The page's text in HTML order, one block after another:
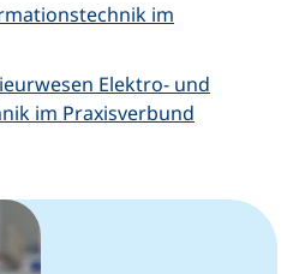
im
Elektro- und
im Praxisverbund